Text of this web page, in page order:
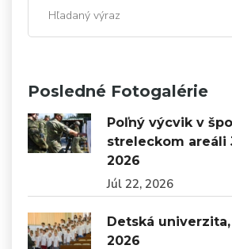
Posledné Fotogalérie
Poľný výcvik v
streleckom areáli
2026
Júl 22, 2026
Detská univerzita,
2026